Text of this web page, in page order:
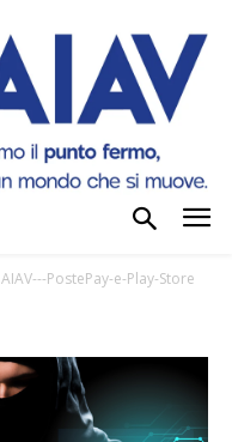
AIAV---PostePay-e-Play-Store